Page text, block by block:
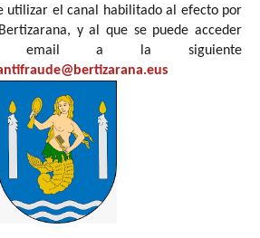
utilizar el canal habilitado al efecto por
y al que se puede acceder
email a la siguiente